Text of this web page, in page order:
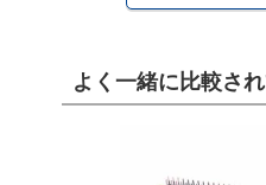
よく一緒に比較さ